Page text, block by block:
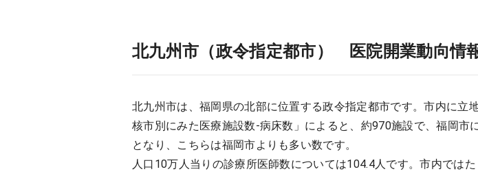
北九州市（政令指定都市） 医院開業動向情
北九州市は、福岡県の北部に位置する政令指定都市です。市内に
核市別にみた医療施設数-病床数」によると、約970施設で、福岡
となり、こちらは福岡市よりも多い数です。
人口10万人当りの診療所医師数については104.4人です。市内では